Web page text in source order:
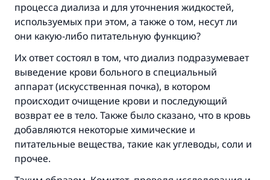
процесса диализа и для уточнения жидкостей,
используемых при этом, а также о том, несут ли
они какую-либо питательную функцию?
Их ответ состоял в том, что диализ подразумевает
выведение крови больного в специальный
аппарат (искусственная почка), в котором
происходит очищение крови и последующий
возврат ее в тело. Также было сказано, что в кровь
добавляются некоторые химические и
питательные вещества, такие как углеводы, соли и
прочее.